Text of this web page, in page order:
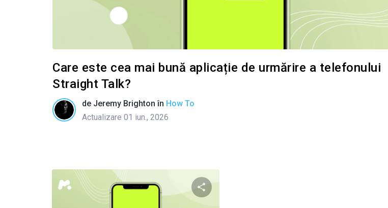
Care este cea mai bună aplicație de urmărire a telefonului
Straight Talk?
de Jeremy Brighton în How To
Actualizare 01 iun., 2026